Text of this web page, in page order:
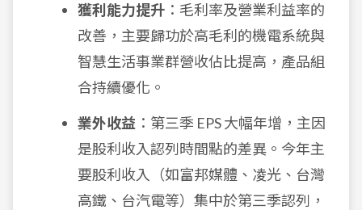
獲利能力提升 ：毛利率及營業利益率的
改善，主要歸功於高毛利的機電系統與
智慧生活事業群營收佔比提高，產品組
合持續優化。
業外收益 ：第三季 EPS 大幅年增，主因
是股利收入認列時間點的差異。今年主
要股利收入（如富邦媒體、凌光、台灣
高鐵、台汽電等）集中於第三季認列，